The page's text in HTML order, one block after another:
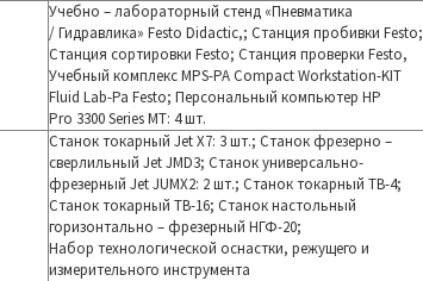
Учебно – лабораторный стенд «Пневматика
/Гидравлика» Festo Didactic,; Станция пробивки Festo;
Станция сортировки Festo; Станция проверки Festo,
Учебный комплекс MPS-PACompact Workstation-KIT
Fluid Lab-Pa Festo; Персональный компьютер НP
Pro 3300 Series MT: 4 шт.
Станок токарный Jet X7: 3 шт.; Станок фрезерно –
сверлильный Jet JMD3; Станок универсально-
фрезерный Jet JUMX2: 2 шт.; Станок токарный ТВ-4;
Станок токарный ТВ-16; Станок настольный
горизонтально – фрезерный НГФ-20;
Набор технологической оснастки, режущего и
измерительного инструмента